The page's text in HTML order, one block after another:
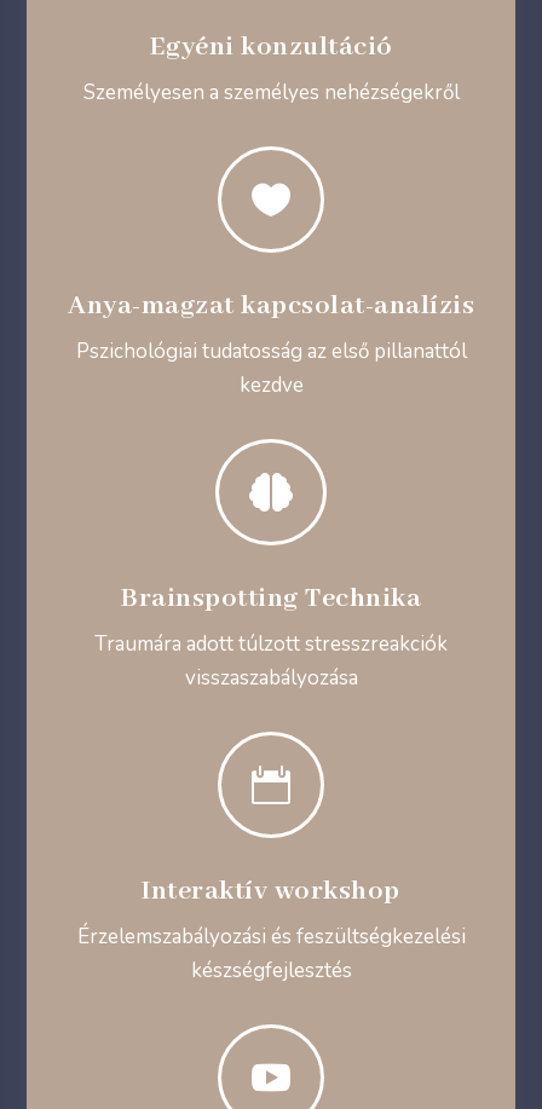
Egyéni konzultáció
Személyesen a személyes nehézségekről

Anya-magzat kapcsolat-analízis
Pszichológiai tudatosság az első pillanattól
kezdve

Brainspotting Technika
Traumára adott túlzott stresszreakciók
visszaszabályozása

Interaktív workshop
Érzelemszabályozási és feszültségkezelési
készségfejlesztés
